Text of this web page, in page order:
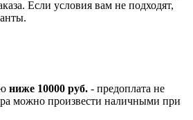
Если условия вам не подходят,
ниже 10000 руб. - предоплата не
можно произвести наличными при